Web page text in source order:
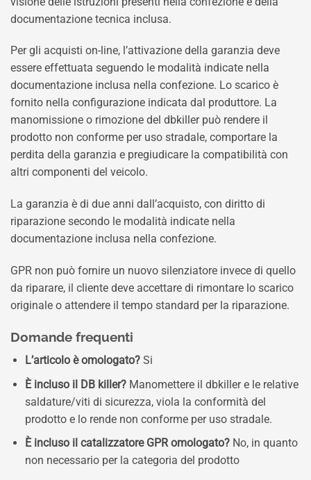
documentazione tecnica inclusa.
Per gli acquisti on-line, l’attivazione della garanzia deve
essere effettuata seguendo le modalità indicate nella
documentazione inclusa nella confezione. Lo scarico è
fornito nella configurazione indicata dal produttore. La
manomissione o rimozione del dbkiller può rendere il
prodotto non conforme per uso stradale, comportare la
perdita della garanzia e pregiudicare la compatibilità con
altri componenti del veicolo.
La garanzia è di due anni dall’acquisto, con diritto di
riparazione secondo le modalità indicate nella
documentazione inclusa nella confezione.
GPR non può fornire un nuovo silenziatore invece di quello
da riparare, il cliente deve accettare di rimontare lo scarico
originale o attendere il tempo standard per la riparazione.
Domande frequenti
L’articolo è omologato?Si
È incluso il DB killer?Manomettere il dbkiller e le relative
saldature/viti di sicurezza, viola la conformità del
prodotto e lo rende non conforme per uso stradale.
È incluso il catalizzatore GPR omologato?No, in quanto
non necessario per la categoria del prodotto